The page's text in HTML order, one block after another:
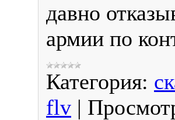
давно
армии по
Категория:
flv |